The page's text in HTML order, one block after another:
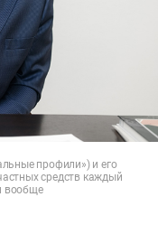
профили») и его
средств каждый
вообще